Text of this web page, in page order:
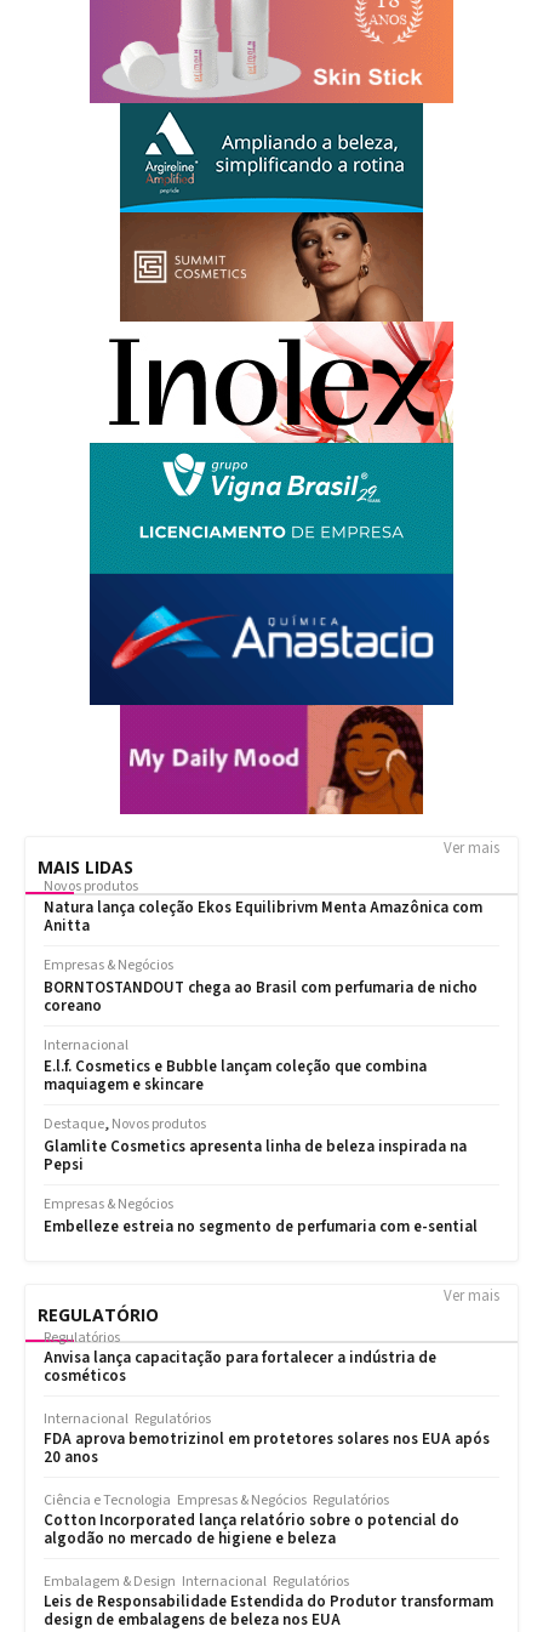
MAIS LIDAS
Ver mais
REGULATÓRIO
Ver mais
Regulatórios
Anvisa lança capacitação para fortalecer a indústria de
cosméticos
Internacional Regulatórios
FDA aprova bemotrizinol em protetores solares nos EUA após
20 anos
Ciência e Tecnologia Empresas & Negócios Regulatórios
Cotton Incorporated lança relatório sobre o potencial do
algodão no mercado de higiene e beleza
Embalagem & Design Internacional Regulatórios
Leis de Responsabilidade Estendida do Produtor transformam
design de embalagens de beleza nos EUA